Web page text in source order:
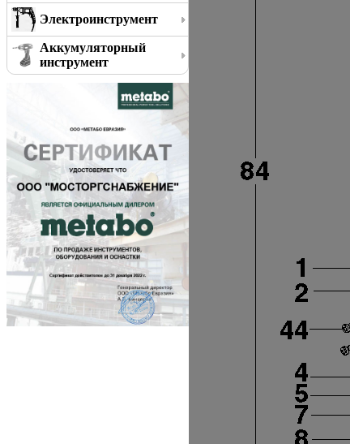
Электроинструмент
Аккумуляторный
инструмент